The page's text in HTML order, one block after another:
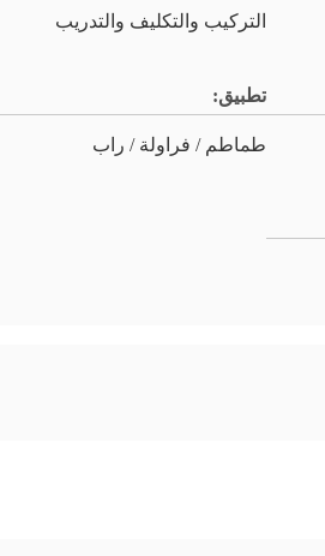
التركيب والتكليف والتدريب
تطبيق:
طماطم / فراولة / راب